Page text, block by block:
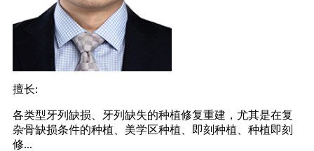
擅长:
各类型牙列缺损、牙列缺失的种植修复重建，尤其是在复
杂骨缺损条件的种植、美学区种植、即刻种植、种植即刻
修...